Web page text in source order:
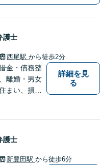
/夜間/土日対応可】
護士
西尾駅 から徒歩2分
金・債務整
離婚・男女
まい、損害
詳細を見
る
護士
新豊田駅 から徒歩6分